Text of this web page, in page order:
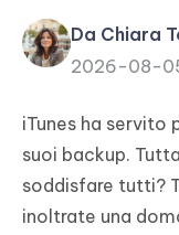
PDNob
PDF
iAnyGo
Da Chiara
2026-08-
iTunes ha servito
suoi backup.
soddisfare tutti?
inoltrate una